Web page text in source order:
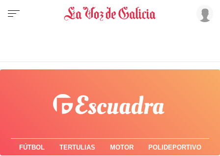
FÚTBOL TERTULIAS MOTOR POLIDEPORTIVO